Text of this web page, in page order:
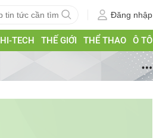
Đăng nhập
HI-TECH THẾ GIỚI THỂ THAO Ô TÔ